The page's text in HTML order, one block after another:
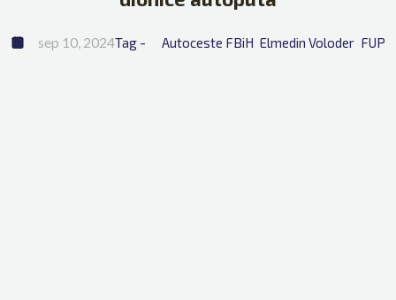
sep 10, 2024Tag - Autoceste FBiH Elmedin Voloder FUP